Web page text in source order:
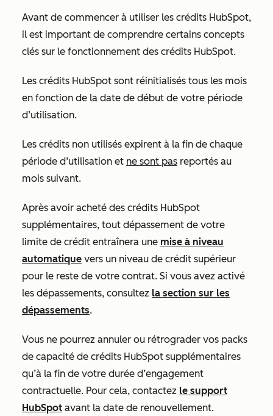
Avant de commencer à utiliser les crédits HubSpot,
il est important de comprendre certains concepts
clés sur le fonctionnement des crédits HubSpot.
Les crédits HubSpot sont réinitialisés tous les mois
en fonction de la date de début de votre période
d’utilisation.
Les crédits non utilisés expirent à la fin de chaque
période d’utilisation et ne sont pas reportés au
mois suivant.
Après avoir acheté des crédits HubSpot
supplémentaires, tout dépassement de votre
limite de crédit entraînera une mise à niveau
automatique vers un niveau de crédit supérieur
pour le reste de votre contrat. Si vous avez activé
les dépassements, consultez la section sur les
dépassements.
Vous ne pourrez annuler ou rétrograder vos packs
de capacité de crédits HubSpot supplémentaires
qu’à la fin de votre durée d’engagement
contractuelle. Pour cela, contactez le support
HubSpot avant la date de renouvellement.